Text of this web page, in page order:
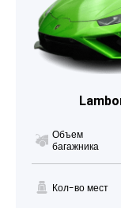
Объем
багажника
Кол-во мест